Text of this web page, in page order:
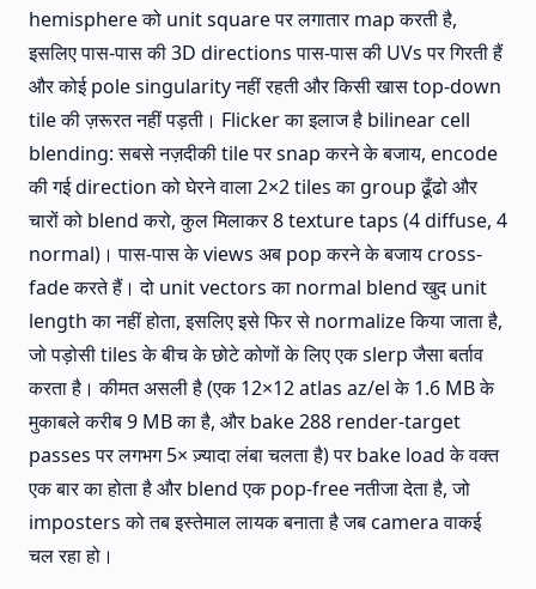
hemisphere को unit square पर लगातार map करती है,
इसलिए पास-पास की 3D directions पास-पास की UVs पर गिरती हैं
और कोई pole singularity नहीं रहती और किसी खास top-down
tile की ज़रूरत नहीं पड़ती। Flicker का इलाज है bilinear cell
blending: सबसे नज़दीकी tile पर snap करने के बजाय, encode
की गई direction को घेरने वाला 2×2 tiles का group ढूँढो और
चारों को blend करो, कुल मिलाकर 8 texture taps (4 diffuse, 4
normal)। पास-पास के views अब pop करने के बजाय cross-
fade करते हैं। दो unit vectors का normal blend खुद unit
length का नहीं होता, इसलिए इसे फिर से normalize किया जाता है,
जो पड़ोसी tiles के बीच के छोटे कोणों के लिए एक slerp जैसा बर्ताव
करता है। कीमत असली है (एक 12×12 atlas az/el के 1.6 MB के
मुकाबले करीब 9 MB का है, और bake 288 render-target
passes पर लगभग 5× ज़्यादा लंबा चलता है) पर bake load के वक्त
एक बार का होता है और blend एक pop-free नतीजा देता है, जो
imposters को तब इस्तेमाल लायक बनाता है जब camera वाकई
चल रहा हो।